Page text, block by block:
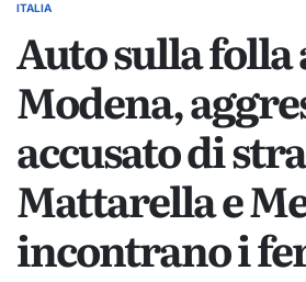
POSTED
ITALIA
Auto sulla folla
Modena,
accusato di
Mattarella e
incontrano i